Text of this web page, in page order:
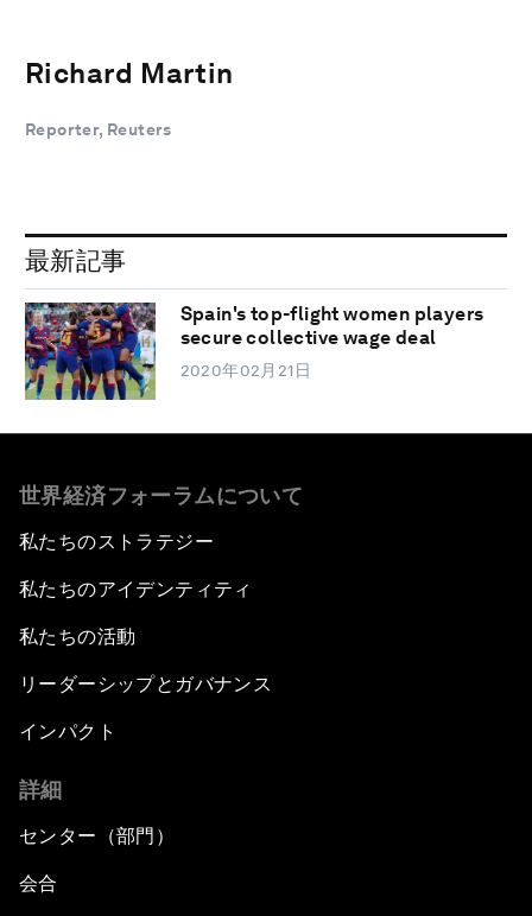
Richard Martin
Reporter, Reuters
最新記事
Spain's top-flight women players
secure collective wage deal
2020年02月21日
世界経済フォーラムについて
私たちのストラテジー
私たちのアイデンティティ
私たちの活動
リーダーシップとガバナンス
インパクト
詳細
センター（部門）
会合